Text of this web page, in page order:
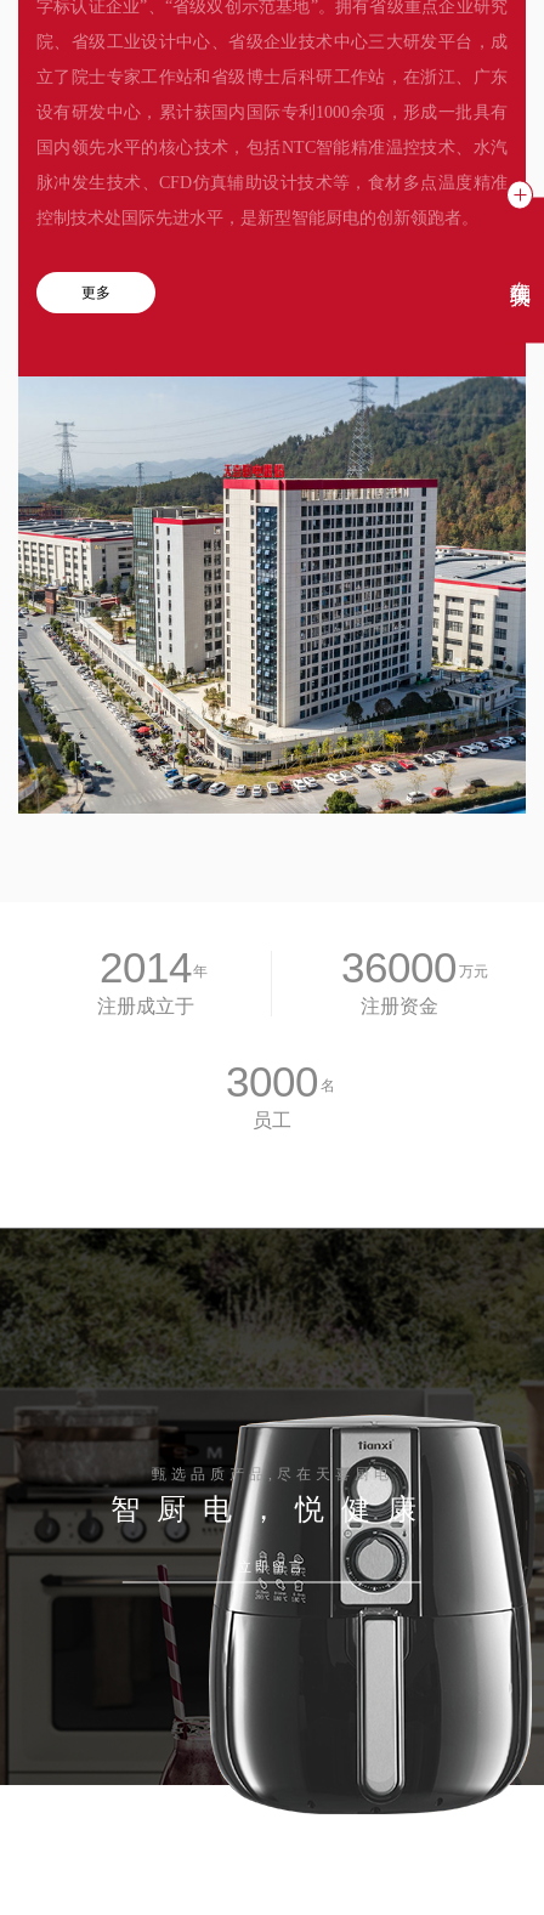
字标认证企业”、“省级双创示范基地”。拥有省级重点企业研究
院、省级工业设计中心、省级企业技术中心三大研发平台，成
立了院士专家工作站和省级博士后科研工作站，在浙江、广东
设有研发中心，累计获国内国际专利1000余项，形成一批具有
国内领先水平的核心技术，包括NTC智能精准温控技术、水汽
脉冲发生技术、CFD仿真辅助设计技术等，食材多点温度精准
控制技术处国际先进水平，是新型智能厨电的创新领跑者。
更多
2014年
注册成立于
36000 万元
注册资金
3000 名
员工
甄选品质产品,尽在天喜厨电
智厨电，悦健康
立即留言